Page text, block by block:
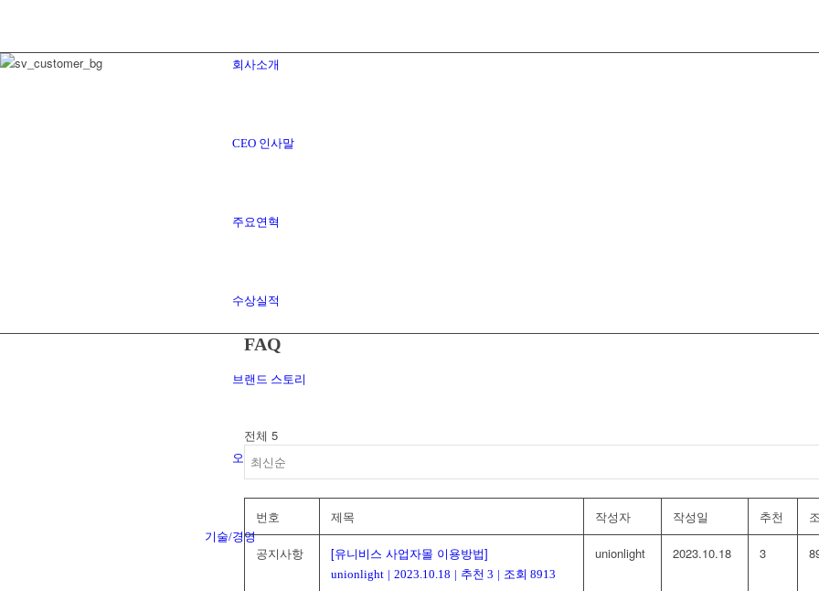
회사소개
CEO 인사말
주요연혁
수상실적
브랜드 스토리
오시는 길
기술/경영
FAQ
전체 5
번호 제목 작성자 작성일 추천
공지사항 [유니비스 사업자몰 이용방법]
unionlight | 2023.10.18 | 추천 3 | 조회 8913
unionlight 2023.10.18 3